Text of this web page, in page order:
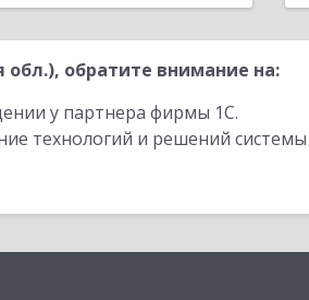
обратите внимание на:
у партнера фирмы 1С.
технологий и решений